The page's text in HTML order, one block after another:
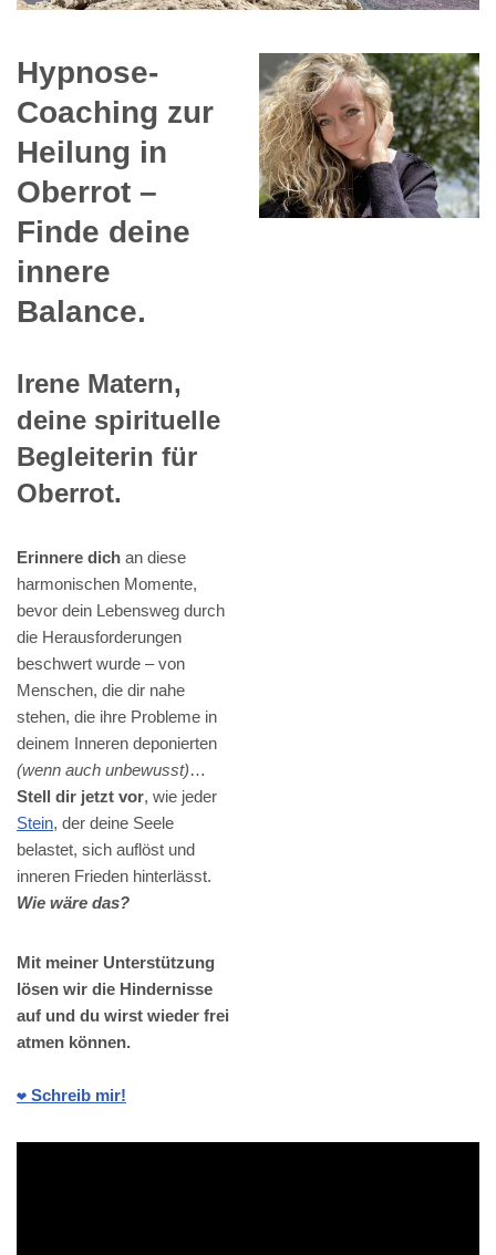
Hypnose-
Coaching zur
Heilung in
Oberrot –
Finde deine
innere
Balance.
Irene Matern,
deine spirituelle
Begleiterin für
Oberrot.
Erinnere dich an diese
harmonischen Momente,
bevor dein Lebensweg durch
die Herausforderungen
beschwert wurde – von
Menschen, die dir nahe
stehen, die ihre Probleme in
deinem Inneren deponierten
(wenn auch unbewusst)…
Stell dir jetzt vor, wie jeder
Stein, der deine Seele
belastet, sich auflöst und
inneren Frieden hinterlässt.
Wie wäre das?
Mit meiner Unterstützung
lösen wir die Hindernisse
auf und du wirst wieder frei
atmen können.
❤️ Schreib mir!